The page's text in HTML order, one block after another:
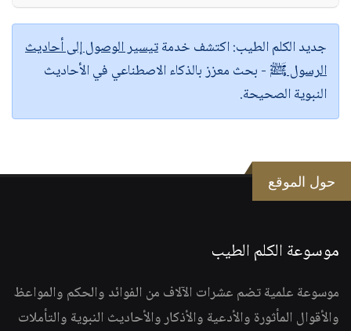
جديد الكلم الطيب:اكتشف خدمةتيسير الوصول إلى أحاديث
الرسول ﷺ - بحث معزز بالذكاء الاصطناعي في الأحاديث
النبوية الصحيحة.
حول الموقع
موسوعة الكلم الطيب
موسوعة علمية تضم عشرات الآلاف من الفوائد والحكم والمواعظ
والأقوال المأثورة والأدعية والأذكار والأحاديث النبوية والتأملات